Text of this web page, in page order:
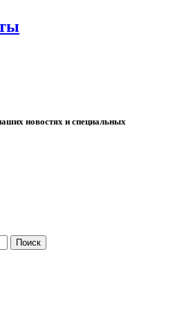
новостях и специальных
Поиск